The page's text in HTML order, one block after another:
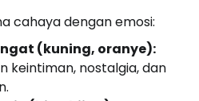
cahaya dengan emosi:
(kuning, oranye):
keintiman, nostalgia, dan